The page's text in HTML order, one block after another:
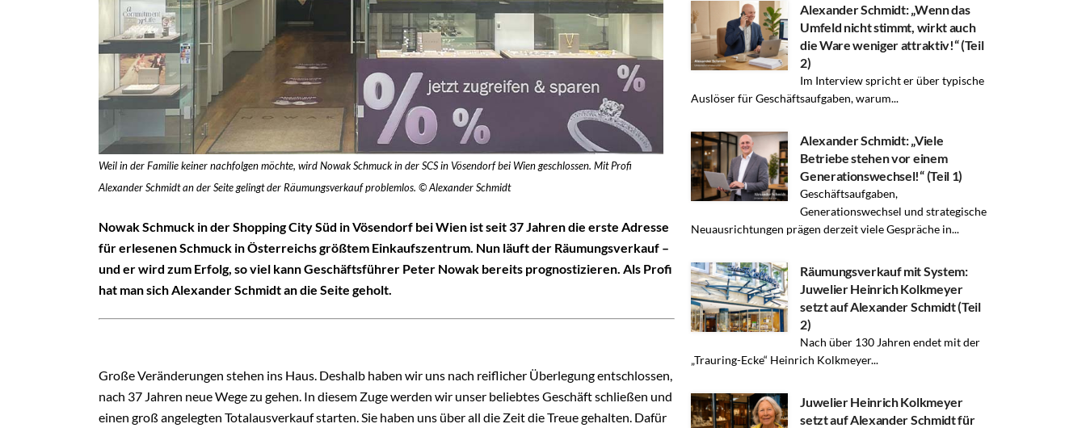
Weil in der Familie keiner nachfolgen möchte, wird Nowak Schmuck in der SCS in Vösendorf bei Wien geschlossen. Mit Profi
Alexander Schmidt an der Seite gelingt der Räumungsverkauf problemlos. © Alexander Schmidt
Nowak Schmuck in der Shopping City Süd in Vösendorf bei Wien ist seit 37 Jahren die erste Adresse
für erlesenen Schmuck in Österreichs größtem Einkaufszentrum. Nun läuft der Räumungsverkauf –
und er wird zum Erfolg, so viel kann Geschäftsführer Peter Nowak bereits prognostizieren. Als Profi
hat man sich Alexander Schmidt an die Seite geholt.
Große Veränderungen stehen ins Haus. Deshalb haben wir uns nach reiflicher Überlegung entschlossen,
nach 37 Jahren neue Wege zu gehen. In diesem Zuge werden wir unser beliebtes Geschäft schließen und
einen groß angelegten Totalausverkauf starten. Sie haben uns über all die Zeit die Treue gehalten. Dafür
Alexander Schmidt: „Wenn das
Umfeld nicht stimmt, wirkt auch
die Ware weniger attraktiv!“ (Teil
2)
Im Interview spricht er über typische
Auslöser für Geschäftsaufgaben, warum...
Alexander Schmidt: „Viele
Betriebe stehen vor einem
Generationswechsel!“ (Teil 1)
Geschäftsaufgaben,
Generationswechsel und strategische
Neuausrichtungen prägen derzeit viele Gespräche in...
Räumungsverkauf mit System:
Juwelier Heinrich Kolkmeyer
setzt auf Alexander Schmidt (Teil
2)
Nach über 130 Jahren endet mit der
„Trauring-Ecke“ Heinrich Kolkmeyer...
Juwelier Heinrich Kolkmeyer
setzt auf Alexander Schmidt für